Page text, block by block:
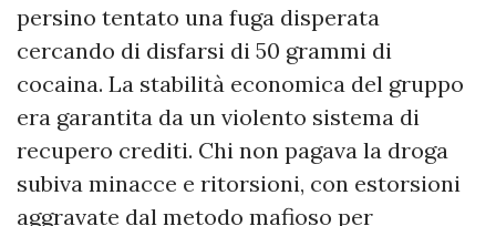
persino tentato una fuga disperata
cercando di disfarsi di 50 grammi di
cocaina. La stabilità economica del gruppo
era garantita da un violento sistema di
recupero crediti. Chi non pagava la droga
subiva minacce e ritorsioni, con estorsioni
aggravate dal metodo mafioso per